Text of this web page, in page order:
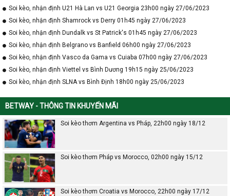
Soi kèo, nhận định U21 Hà Lan vs U21 Georgia 23h00 ngày 27/06/2023
Soi kèo, nhận định Shamrock vs Derry 01h45 ngày 27/06/2023
Soi kèo, nhận định Dundalk vs St Patrick's 01h45 ngày 27/06/2023
Soi kèo, nhận định Belgrano vs Banfield 06h00 ngày 27/06/2023
Soi kèo, nhận định Vasco da Gama vs Cuiaba 07h00 ngày 27/06/2023
Soi kèo, nhận định Viettel vs Bình Dương 19h15 ngày 25/06/2023
Soi kèo, nhận định SLNA vs Bình Định 18h00 ngày 25/06/2023
BETWAY - THÔNG TIN KHUYẾN MÃI
Soi kèo thơm Argentina vs Pháp, 22h00 ngày 18/12
Soi kèo thơm Pháp vs Morocco, 02h00 ngày 15/12
Soi kèo thơm Croatia vs Morocco, 22h00 ngày 17/12